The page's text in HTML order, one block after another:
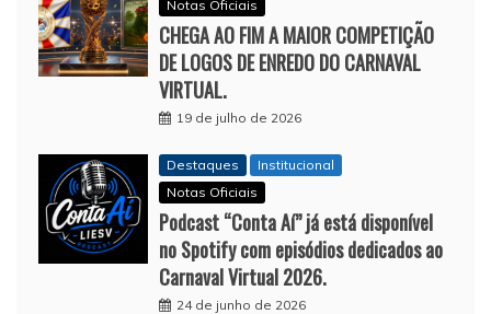
Notas Oficiais
CHEGA AO FIM A MAIOR COMPETIÇÃO
DE LOGOS DE ENREDO DO CARNAVAL
VIRTUAL.
19 de julho de 2026
Destaques
Institucional
Notas Oficiais
Podcast “Conta Aí” já está disponível
no Spotify com episódios dedicados ao
Carnaval Virtual 2026.
24 de junho de 2026